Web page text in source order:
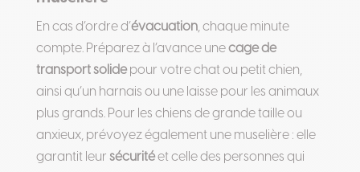
En cas d’ordre d’évacuation, chaque minute
compte. Préparez à l’avance unecage de
transport solidepour votre chat ou petit chien,
ainsi qu’un harnais ou une laisse pour les animaux
plus grands. Pour les chiens de grande taille ou
anxieux, prévoyez également une muselière : elle
garantit leur sécuritéet celle des personnes qui